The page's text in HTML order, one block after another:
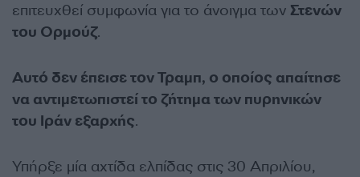
επιτευχθεί συμφωνία για το άνοιγμα των Στενών
του Ορμούζ.
Αυτό δεν έπεισε τον Τραμπ, ο οποίος απαίτησε
να αντιμετωπιστεί το ζήτημα των πυρηνικών
του Ιράν εξαρχής.
Υπήρξε μία αχτίδα ελπίδας στις 30 Απριλίου,